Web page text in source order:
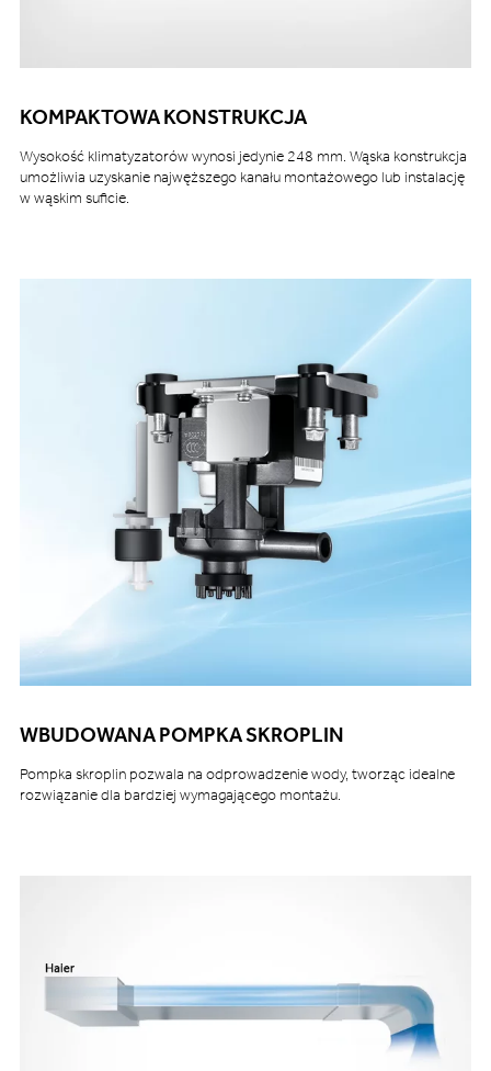
KOMPAKTOWA KONSTRUKCJA
Wysokość klimatyzatorów wynosi jedynie 248 mm. Wąska konstrukcja
umożliwia uzyskanie najwęższego kanału montażowego lub instalację
w wąskim suficie.
WBUDOWANA POMPKA SKROPLIN
Pompka skroplin pozwala na odprowadzenie wody, tworząc idealne
rozwiązanie dla bardziej wymagającego montażu.